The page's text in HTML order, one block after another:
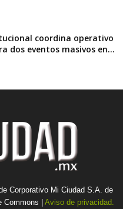
coordina operativo
dos eventos masivos en...
Corporativo Mi Ciudad S.A. de
| Aviso de privacidad.